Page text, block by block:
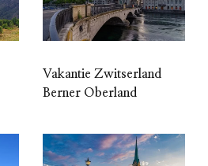
Vakantie Zwitserland
Berner Oberland